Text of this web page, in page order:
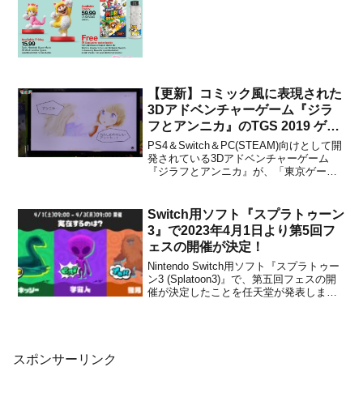
【更新】コミック風に表現された
3Dアドベンチャーゲーム『ジラ
フとアンニカ』のTGS 2019 ゲー
ムプレイ動画が公開！
PS4＆Switch＆PC(STEAM)向けとして開
発されている3Dアドベンチャーゲーム
『ジラフとアンニカ』が、「東京ゲーム
らしいとのこと）TGS3日目始まりまし
た！今日も一日よろしくお願いしま
す！...
Switch用ソフト『スプラトゥーン
3』で2023年4月1日より第5回フ
ェスの開催が決定！
Nintendo Switch用ソフト『スプラトゥー
ン3 (Splatoon3)』で、第五回フェスの開
催が決定したことを任天堂が発表しまし
スポンサーリンク